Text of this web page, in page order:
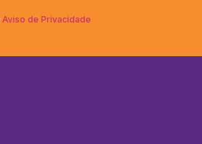
Aviso de Privacidade